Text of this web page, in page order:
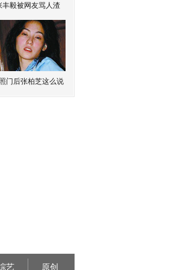
丰毅被网友骂人渣
门后张柏芝这么说
艺 原创